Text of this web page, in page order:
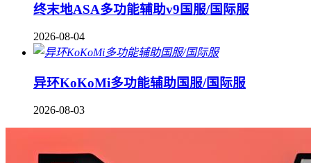
终末地ASA多功能辅助v9国服/国际服
2026-08-04
异环KoKoMi多功能辅助国服/国际服
2026-08-03